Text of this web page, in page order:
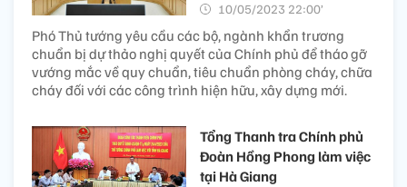
10/05/2023 22:00’
Phó Thủ tướng yêu cầu các bộ, ngành khẩn trương
chuẩn bị dự thảo nghị quyết của Chính phủ để tháo gỡ
vướng mắc về quy chuẩn, tiêu chuẩn phòng cháy, chữa
cháy đối với các công trình hiện hữu, xây dựng mới.
Tổng Thanh tra Chính phủ
Đoàn Hồng Phong làm việc
tại Hà Giang